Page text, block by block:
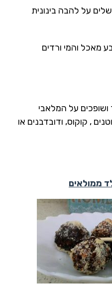
על להבה בינונית
מאכל והמי ורדים
על המלאבי
, קוקוס, ודובדבנים או
ממולאים